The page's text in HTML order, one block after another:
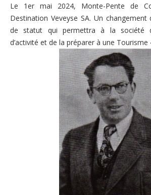
Le 1er mai 2024, Monte-Pente de
Destination Veveyse SA. Un
de statut qui permettra à la société
d’activité et de la préparer à une Tourisme